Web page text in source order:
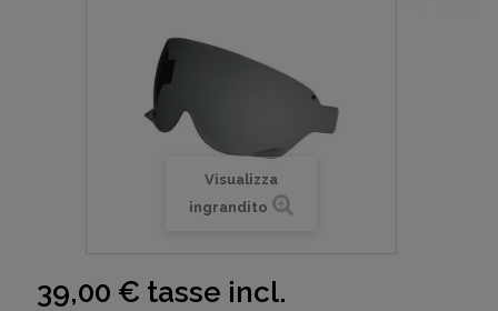
Visualizza
ingrandito
39,00 € tasse incl.